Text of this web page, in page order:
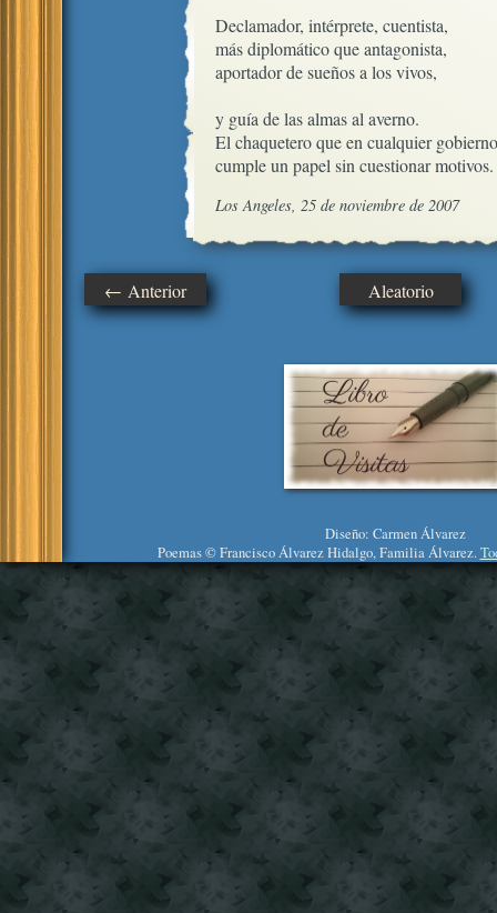
Declamador, intérprete, cuentista,
más diplomático que antagonista,
aportador de sueños a los vivos,
y guía de las almas al averno.
El chaquetero que en cualquier gobierno
cumple un papel sin cuestionar motivos.
Los Angeles, 25 de noviembre de 2007
← Anterior Aleatorio
Diseño: Carmen Álvarez
Poemas © Francisco Álvarez Hidalgo, Familia Álvarez.